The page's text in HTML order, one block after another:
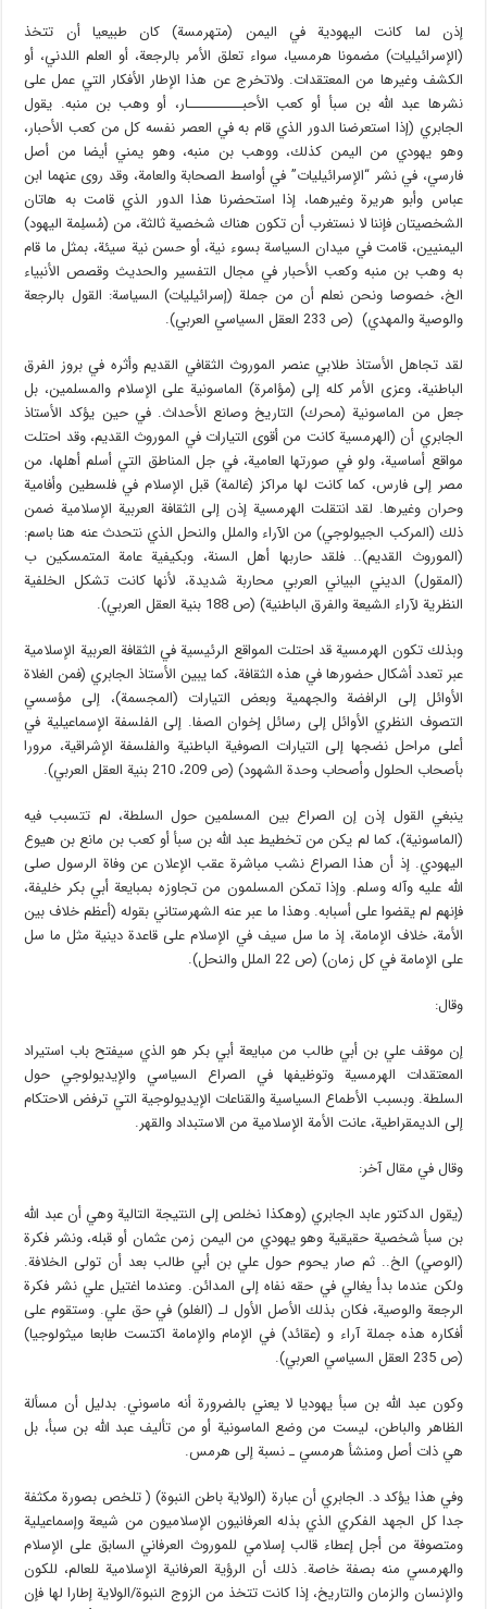
إذن لما كانت اليهودية في اليمن (متهرمسة) كان طبيعيا أن تتخذ
(الإسرائيليات) مضمونا هرمسيا، سواء تعلق الأمر بالرجعة، أو العلم اللدني، أو
الكشف وغيرها من المعتقدات. ولاتخرج عن هذا الإطار الأفكار التي عمل على
نشرها عبد الله بن سبأ أو كعب الأحبــــــــــار، أو وهب بن منبه. يقول
الجابري (إذا استعرضنا الدور الذي قام به في العصر نفسه كل من كعب الأحبار،
وهو يهودي من اليمن كذلك، ووهب بن منبه، وهو يمني أيضا من أصل
فارسي، في نشر “الإسرائيليات” في أواسط الصحابة والعامة، وقد روى عنهما ابن
عباس وأبو هريرة وغيرهما، إذا استحضرنا هذا الدور الذي قامت به هاتان
الشخصيتان فإننا لا نستغرب أن تكون هناك شخصية ثالثة، من (مُسلِمة اليهود)
اليمنيين، قامت في ميدان السياسة بسوء نية، أو حسن نية سيئة، بمثل ما قام
به وهب بن منبه وكعب الأحبار في مجال التفسير والحديث وقصص الأنبياء
الخ، خصوصا ونحن نعلم أن من جملة (إسرائيليات) السياسة: القول بالرجعة
والوصية والمهدي) (ص 233 العقل السياسي العربي).
لقد تجاهل الأستاذ طلابي عنصر الموروث الثقافي القديم وأثره في بروز الفرق
الباطنية، وعزى الأمر كله إلى (مؤامرة) الماسونية على الإسلام والمسلمين، بل
جعل من الماسونية (محرك) التاريخ وصانع الأحداث. في حين يؤكد الأستاذ
الجابري أن (الهرمسية كانت من أقوى التيارات في الموروث القديم، وقد احتلت
مواقع أساسية، ولو في صورتها العامية، في جل المناطق التي أسلم أهلها، من
مصر إلى فارس، كما كانت لها مراكز (عَالمة) قبل الإسلام في فلسطين وأفامية
وحران وغيرها. لقد انتقلت الهرمسية إذن إلى الثقافة العربية الإسلامية ضمن
ذلك (المركب الجيولوجي) من الآراء والملل والنحل الذي نتحدث عنه هنا باسم:
(الموروث القديم).. فلقد حاربها أهل السنة، وبكيفية عامة المتمسكين ب
(المقول) الديني البياني العربي محاربة شديدة، لأنها كانت تشكل الخلفية
النظرية لآراء الشيعة والفرق الباطنية) (ص 188 بنية العقل العربي).
وبذلك تكون الهرمسية قد احتلت المواقع الرئيسية في الثقافة العربية الإسلامية
عبر تعدد أشكال حضورها في هذه الثقافة، كما يبين الأستاذ الجابري (فمن الغلاة
الأوائل إلى الرافضة والجهمية وبعض التيارات (المجسمة)، إلى مؤسسي
التصوف النظري الأوائل إلى رسائل إخوان الصفا. إلى الفلسفة الإسماعيلية في
أعلى مراحل نضجها إلى التيارات الصوفية الباطنية والفلسفة الإشراقية، مرورا
بأصحاب الحلول وأصحاب وحدة الشهود) (ص 209، 210 بنية العقل العربي).
ينبغي القول إذن إن الصراع بين المسلمين حول السلطة، لم تتسبب فيه
(الماسونية)، كما لم يكن من تخطيط عبد الله بن سبأ أو كعب بن مانع بن هيوع
اليهودي. إذ أن هذا الصراع نشب مباشرة عقب الإعلان عن وفاة الرسول صلى
الله عليه وآله وسلم. وإذا تمكن المسلمون من تجاوزه بمبايعة أبي بكر خليفة،
فإنهم لم يقضوا على أسبابه. وهذا ما عبر عنه الشهرستاني بقوله (أعظم خلاف بين
الأمة، خلاف الإمامة، إذ ما سل سيف في الإسلام على قاعدة دينية مثل ما سل
على الإمامة في كل زمان) (ص 22 الملل والنحل).
وقال:
إن موقف علي بن أبي طالب من مبايعة أبي بكر هو الذي سيفتح باب استيراد
المعتقدات الهرمسية وتوظيفها في الصراع السياسي والإيديولوجي حول
السلطة. وبسبب الأطماع السياسية والقناعات الإيديولوجية التي ترفض الاحتكام
إلى الديمقراطية، عانت الأمة الإسلامية من الاستبداد والقهر.
وقال في مقال آخر:
(يقول الدكتور عابد الجابري (وهكذا نخلص إلى النتيجة التالية وهي أن عبد الله
بن سبأ شخصية حقيقية وهو يهودي من اليمن زمن عثمان أو قبله، ونشر فكرة
(الوصي) الخ.. ثم صار يحوم حول علي بن أبي طالب بعد أن تولى الخلافة.
ولكن عندما بدأ يغالي في حقه نفاه إلى المدائن. وعندما اغتيل علي نشر فكرة
الرجعة والوصية، فكان بذلك الأصل الأول لـ (الغلو) في حق علي. وستقوم على
أفكاره هذه جملة آراء و (عقائد) في الإمام والإمامة اكتست طابعا ميثولوجيا)
(ص 235 العقل السياسي العربي).
وكون عبد الله بن سبأ يهوديا لا يعني بالضرورة أنه ماسوني. بدليل أن مسألة
الظاهر والباطن، ليست من وضع الماسونية أو من تأليف عبد الله بن سبأ، بل
هي ذات أصل ومنشأ هرمسي ـ نسبة إلى هرمس.
وفي هذا يؤكد د. الجابري أن عبارة (الولاية باطن النبوة) ( تلخص بصورة مكثفة
جدا كل الجهد الفكري الذي بذله العرفانيون الإسلاميون من شيعة وإسماعيلية
ومتصوفة من أجل إعطاء قالب إسلامي للموروث العرفاني السابق على الإسلام
والهرمسي منه بصفة خاصة. ذلك أن الرؤية العرفانية الإسلامية للعالم، للكون
والإنسان والزمان والتاريخ، إذا كانت تتخذ من الزوج النبوة/الولاية إطارا لها فإن